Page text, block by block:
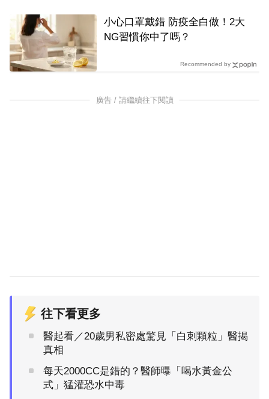
小心口罩戴錯 防疫全白做！2大
NG習慣你中了嗎？
Recommended by
廣告 / 請繼續往下閱讀
往下看更多
醫起看／20歲男私密處驚見「白刺顆粒」醫揭
真相
每天2000CC是錯的？醫師曝「喝水黃金公
式」猛灌恐水中毒